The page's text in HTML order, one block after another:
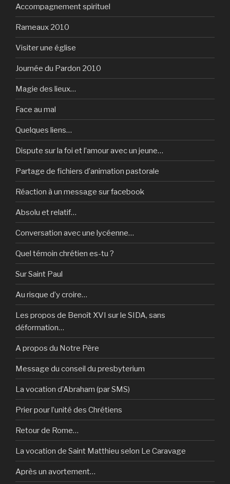
Accompagnement spirituel
Rameaux 2010
Visiter une église
Journée du Pardon 2010
Magie des lieux…
Face au mal
Quelques liens…
Dispute sur la foi et l’amour avec un jeune…
Partage de fichiers d’animation pastorale
Réaction à un message sur facebook
Absolu et relatif…
Conversation avec une lycéenne…
Quel témoin chrétien es-tu ?
Sur Saint Paul
Au risque d’y croire…
Les propos de Benoît XVI sur le SIDA, sans
déformation…
A propos du Notre Père
Message du conseil du presbyterium
La vocation d’Abraham (par SMS)
Prier pour l’unité des Chrétiens
Retour de Rome…
La vocation de Saint Matthieu selon Le Caravage
Après un avortement…